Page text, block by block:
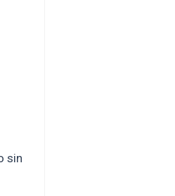
sin